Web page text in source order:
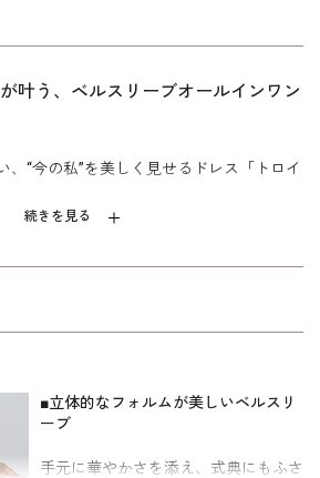
続きを見る
叶う、ベルスリーブオールインワン
、“今の私”を美しく見せるドレス「トロイ
めのウエスト切り替えでスタイルアップ
あしらうことでお腹まわりをさりげなく
添う万能アイテム。合わせるアクセサリ
ちらのシーンにもマッチします。
落ち着いた印象のネイビー、トレンドの
■立体的なフォルムが美しいベルスリ
ーブ
手元に華やかさを添え、式典にもふさ